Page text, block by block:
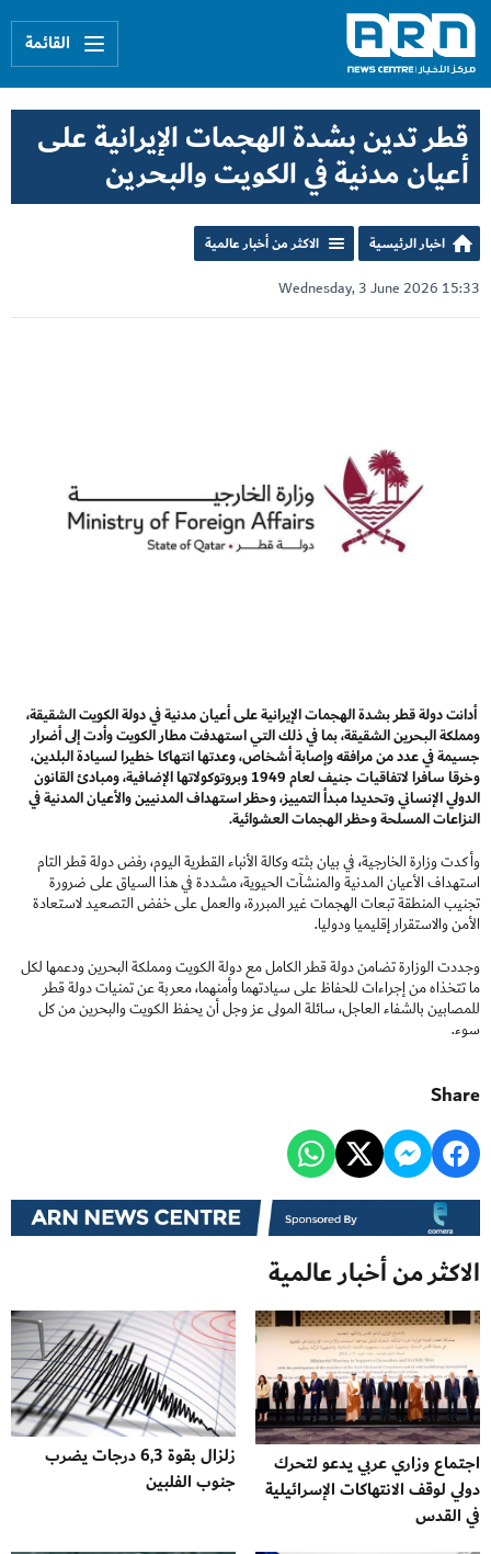
القائمة
قطر تدين بشدة الهجمات الإيرانية على
أعيان مدنية في الكويت والبحرين
اخبار الرئيسية
الاكثر من أخبار عالمية
Wednesday, 3 June 2026 15:33
أدانت دولة قطر بشدة الهجمات الإيرانية على أعيان مدنية في دولة الكويت الشقيقة،
ومملكة البحرين الشقيقة، بما في ذلك التي استهدفت مطار الكويت وأدت إلى أضرار
جسيمة في عدد من مرافقه وإصابة أشخاص، وعدتها انتهاكا خطيرا لسيادة البلدين،
وخرقا سافرا لاتفاقيات جنيف لعام 1949 وبروتوكولاتها الإضافية، ومبادئ القانون
الدولي الإنساني وتحديدا مبدأ التمييز، وحظر استهداف المدنيين والأعيان المدنية في
النزاعات المسلحة وحظر الهجمات العشوائية.
وأكدت وزارة الخارجية، في بيان بثته وكالة الأنباء القطرية اليوم، رفض دولة قطر التام
استهداف الأعيان المدنية والمنشآت الحيوية، مشددة في هذا السياق على ضرورة
تجنيب المنطقة تبعات الهجمات غير المبررة، والعمل على خفض التصعيد لاستعادة
الأمن والاستقرار إقليميا ودوليا.
وجددت الوزارة تضامن دولة قطر الكامل مع دولة الكويت ومملكة البحرين ودعمها لكل
ما تتخذاه من إجراءات للحفاظ على سيادتهما وأمنهما، معربة عن تمنيات دولة قطر
للمصابين بالشفاء العاجل، سائلة المولى عز وجل أن يحفظ الكويت والبحرين من كل
سوء.
Share
الاكثر من أخبار عالمية
اجتماع وزاري عربي يدعو لتحرك
دولي لوقف الانتهاكات الإسرائيلية
في القدس
زلزال بقوة 6,3 درجات يضرب
جنوب الفلبين